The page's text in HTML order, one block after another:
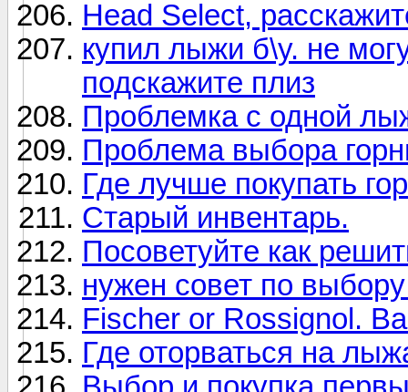
Head Select,
купил лыжи б\у. не
подскажите плиз
Проблемка с одной
Проблема выбора
Где лучше покупать
Старый инвентарь.
Посоветуйте как
нужен совет по
Fischer or Rossignol.
Где оторваться на